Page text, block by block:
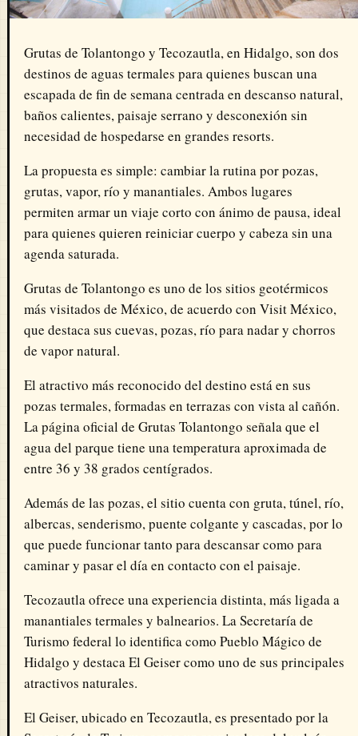
Grutas de Tolantongo y Tecozautla, en Hidalgo, son dos
destinos de aguas termales para quienes buscan una
escapada de fin de semana centrada en descanso natural,
baños calientes, paisaje serrano y desconexión sin
necesidad de hospedarse en grandes resorts.
La propuesta es simple: cambiar la rutina por pozas,
grutas, vapor, río y manantiales. Ambos lugares
permiten armar un viaje corto con ánimo de pausa, ideal
para quienes quieren reiniciar cuerpo y cabeza sin una
agenda saturada.
Grutas de Tolantongo es uno de los sitios geotérmicos
más visitados de México, de acuerdo con Visit México,
que destaca sus cuevas, pozas, río para nadar y chorros
de vapor natural.
El atractivo más reconocido del destino está en sus
pozas termales, formadas en terrazas con vista al cañón.
La página oficial de Grutas Tolantongo señala que el
agua del parque tiene una temperatura aproximada de
entre 36 y 38 grados centígrados.
Además de las pozas, el sitio cuenta con gruta, túnel, río,
albercas, senderismo, puente colgante y cascadas, por lo
que puede funcionar tanto para descansar como para
caminar y pasar el día en contacto con el paisaje.
Tecozautla ofrece una experiencia distinta, más ligada a
manantiales termales y balnearios. La Secretaría de
Turismo federal lo identifica como Pueblo Mágico de
Hidalgo y destaca El Geiser como uno de sus principales
atractivos naturales.
El Geiser, ubicado en Tecozautla, es presentado por la